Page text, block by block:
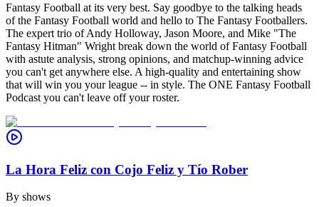
Fantasy Football at its very best. Say goodbye to the talking heads
of the Fantasy Football world and hello to The Fantasy Footballers.
The expert trio of Andy Holloway, Jason Moore, and Mike "The
Fantasy Hitman" Wright break down the world of Fantasy Football
with astute analysis, strong opinions, and matchup-winning advice
you can't get anywhere else. A high-quality and entertaining show
that will win you your league -- in style. The ONE Fantasy Football
Podcast you can't leave off your roster.
La Hora Feliz con Cojo Feliz y Tío Rober
By shows